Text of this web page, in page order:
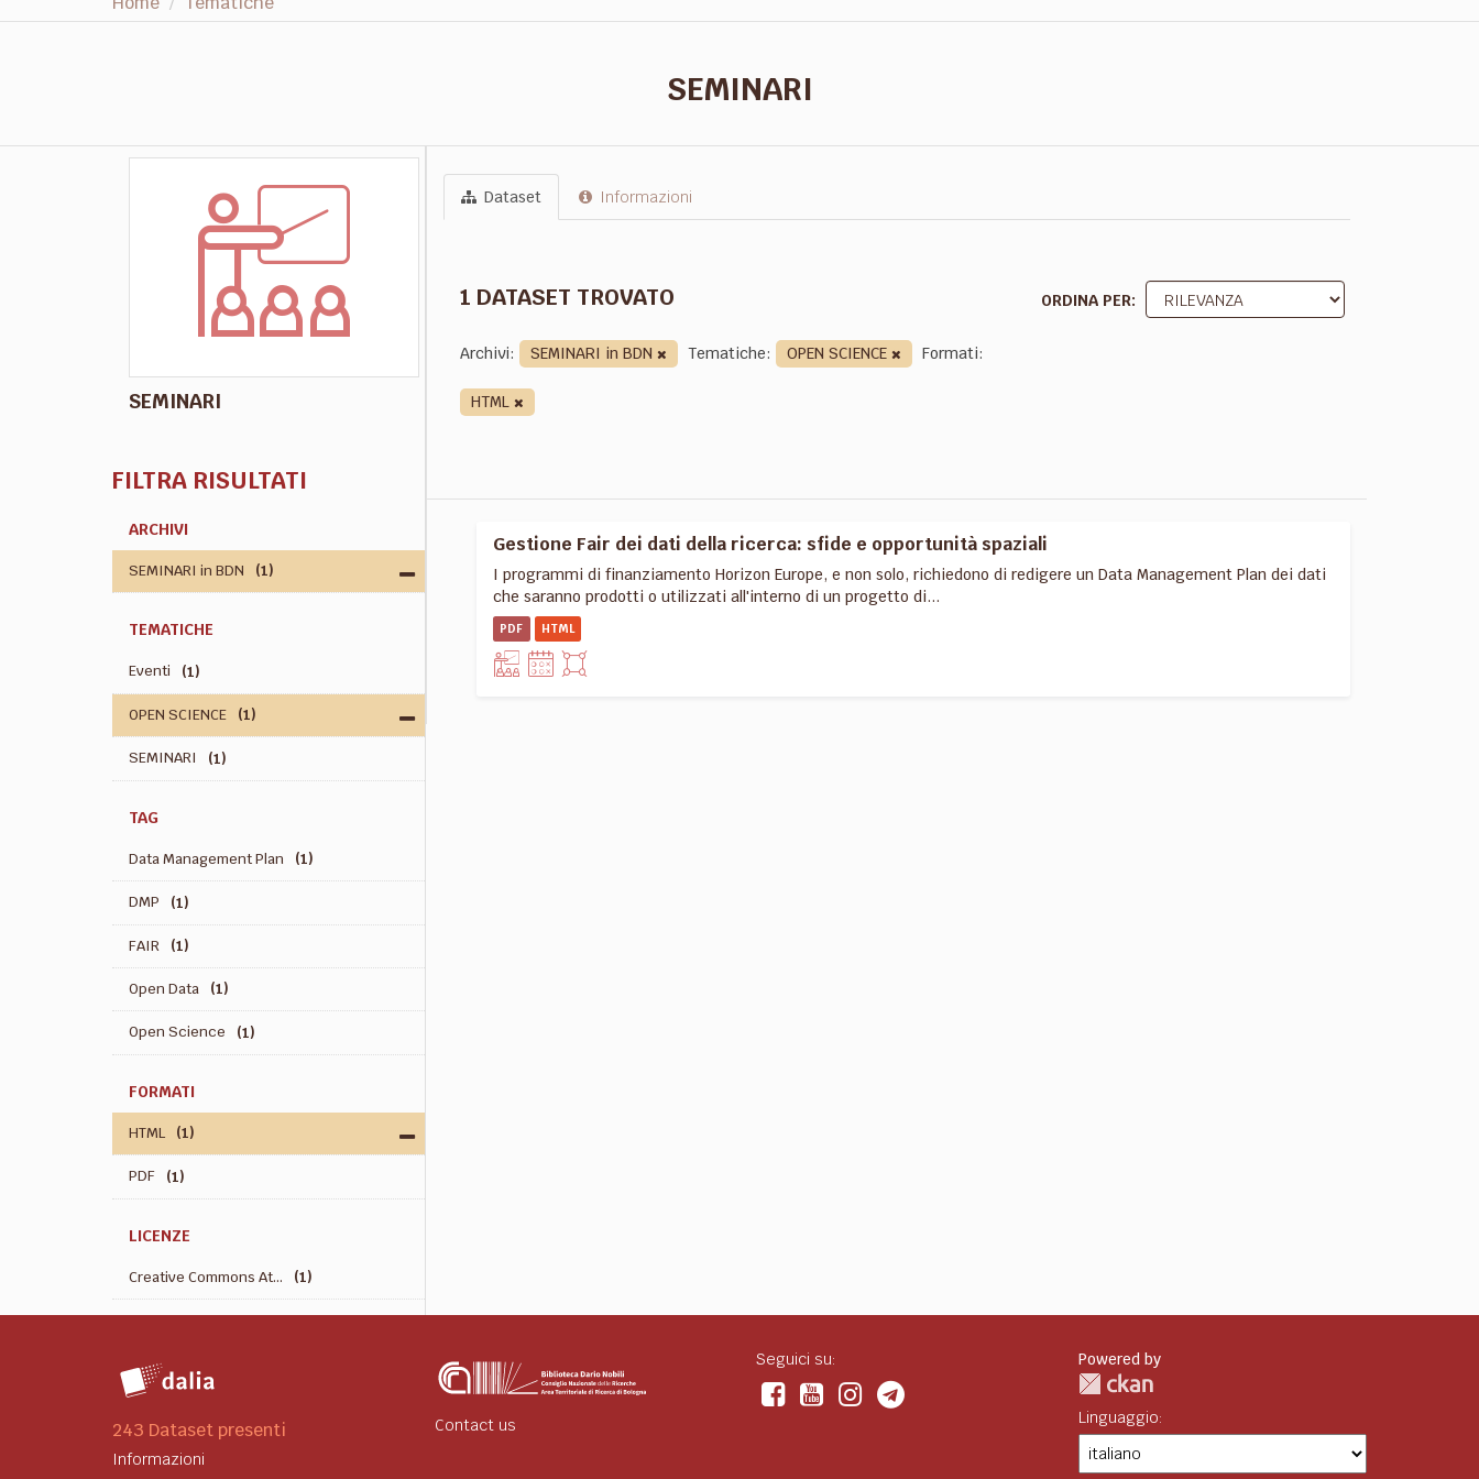
SEMINARI
SEMINARI
FILTRA RISULTATI
ARCHIVI
SEMINARI in BDN (1)
TEMATICHE
Eventi (1)
OPEN SCIENCE (1)
SEMINARI (1)
TAG
Data Management Plan (1)
DMP (1)
FAIR (1)
Open Data (1)
Open Science (1)
FORMATI
HTML (1)
PDF (1)
LICENZE
Creative Commons At... (1)
Dataset Informazioni
ORDINA PER
1 DATASET TROVATO
Archivi: SEMINARI in BDN Tematiche: OPEN SCIENCE
Formati:
HTML
Gestione Fair dei dati della ricerca: sfide e opportunità spaziali
I programmi di finanziamento Horizon Europe, e non solo, richiedono di redigere un Data Management Plan dei dati
che saranno prodotti o utilizzati all'interno di un progetto di...
PDF HTML
243 Dataset presenti
Informazioni
Contact us
Seguici su: Powered by
Linguaggio